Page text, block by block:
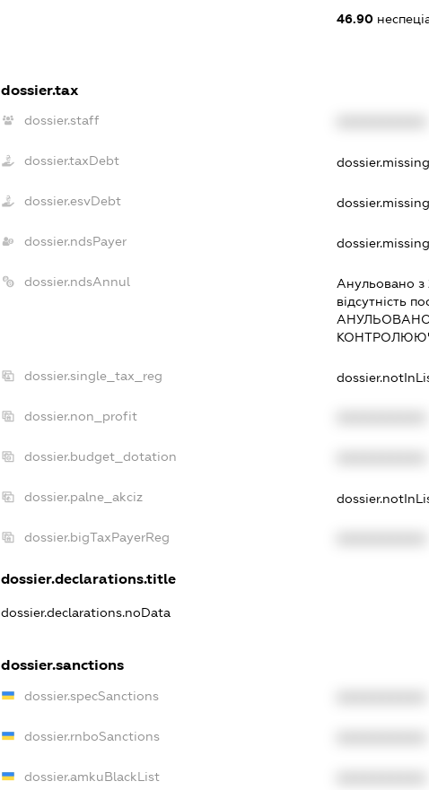
46.90
dossier.tax
dossier.staff
dossier.taxDebt
dossier.esvDebt
dossier.ndsPayer
dossier.ndsAnnul Анульовано з
вiдсутнiсть
dossier.single_tax_reg
dossier.non_profit
dossier.budget_dotation
dossier.palne_akciz
dossier.bigTaxPayerReg
dossier.declarations.title
dossier.declarations.noData
dossier.sanctions
dossier.specSanctions
dossier.rnboSanctions
dossier.amkuBlackList